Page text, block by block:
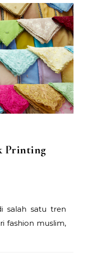
Printing
fashion muslim,